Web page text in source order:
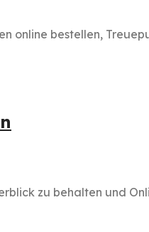
online bestellen,
zu behalten und